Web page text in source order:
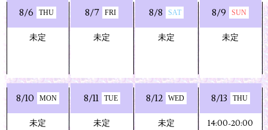
8/6 THU
未定
8/7 FRI
未定
8/8 SAT
未定
8/9 SUN
未定
8/10 MON
未定
8/11 TUE
未定
8/12 WED
未定
8/13 THU
14:00-20:00